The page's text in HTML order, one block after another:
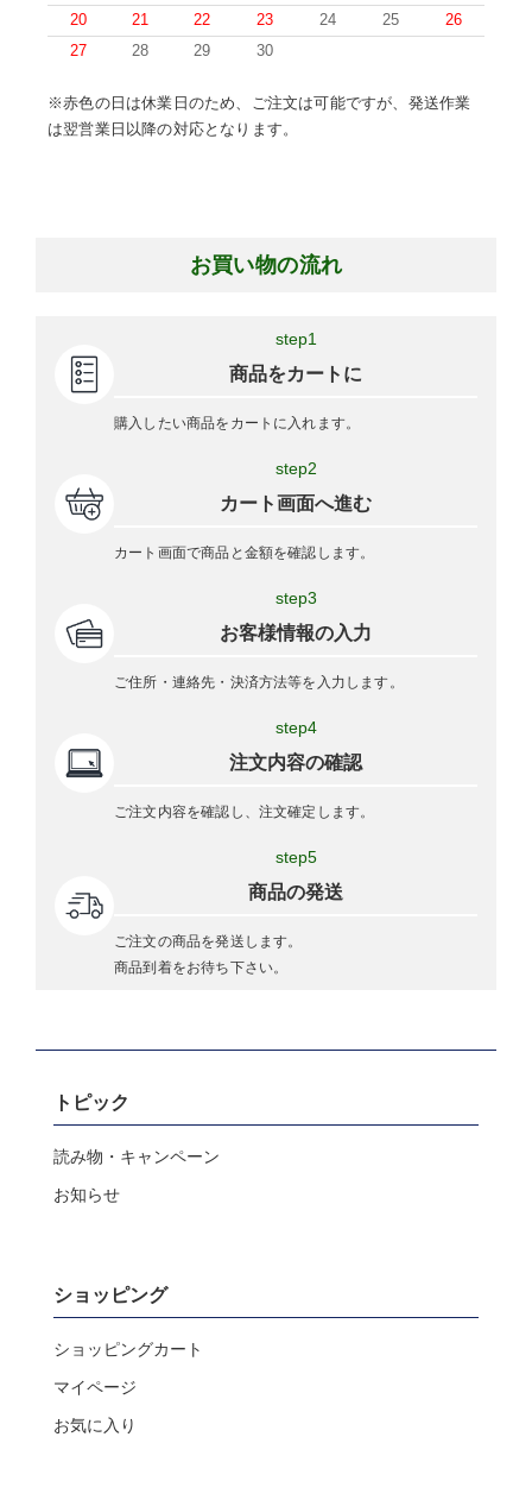
20
21 22 23 24 25
26
27
28 29 30
※赤色の日は休業日のため、ご注文は可能ですが、発送作業
は翌営業日以降の対応となります。
お買い物の流れ
step1
商品をカートに
購入したい商品をカートに入れます。
step2
カート画面へ進む
カート画面で商品と金額を確認します。
step3
お客様情報の入力
ご住所・連絡先・決済方法等を入力します。
step4
注文内容の確認
ご注文内容を確認し、注文確定します。
step5
商品の発送
ご注文の商品を発送します。
商品到着をお待ち下さい。
トピック
読み物・キャンペーン
お知らせ
ショッピング
ショッピングカート
マイページ
お気に入り